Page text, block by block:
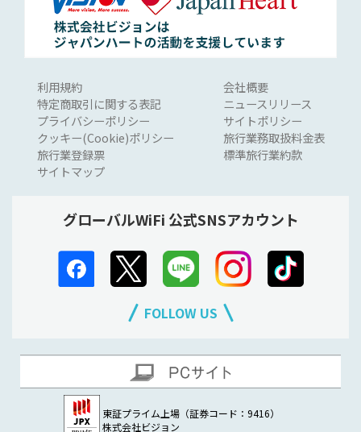
利用規約
特定商取引に関する表記
プライバシーポリシー
クッキー(Cookie)ポリシー
旅行業登録票
サイトマップ
会社概要
ニュースリリース
サイトポリシー
旅行業務取扱料金表
標準旅行業約款
グローバルWiFi 公式SNSアカウント
FOLLOW US
東証プライム上場（証券コード：9416）
株式会社ビジョン